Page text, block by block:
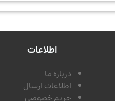
اطلاعات
درباره ما
اطلاعات ارسال